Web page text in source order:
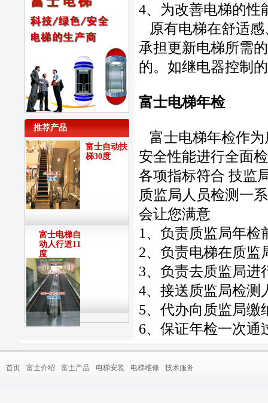
推荐产品
富士自动扶
梯30度
富士电梯自
动人行道11
度
4、为改善电梯的性
原有电梯在舒适感
承担更新电梯所需
的。如继电器控制
富士电梯年检
富士电梯年检作为
安全性能进行全面
各项指标符合 技监
质监局人员检测一
会让您满意
1、负责质监局年检
2、负责电梯在质监
3、负责去质监局进
4、接送质监局检测
5、代办向质监局缴
6、保证年检一次通
首页 富士介绍 富士产品 电梯安装 电梯维修 技术服务